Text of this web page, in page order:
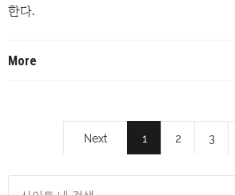
한다.
More
Next 1 2 3